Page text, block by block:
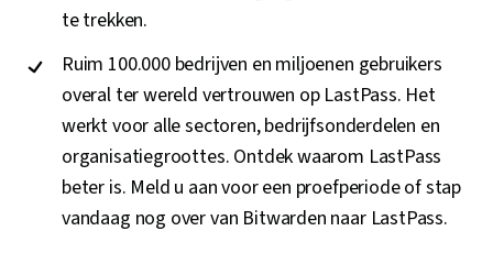
te trekken.
Ruim 100.000 bedrijven en miljoenen gebruikers
overal ter wereld vertrouwen op LastPass. Het
werkt voor alle sectoren, bedrijfsonderdelen en
organisatiegroottes. Ontdek waarom LastPass
beter is. Meld u aan voor een proefperiode of stap
vandaag nog over van Bitwarden naar LastPass.